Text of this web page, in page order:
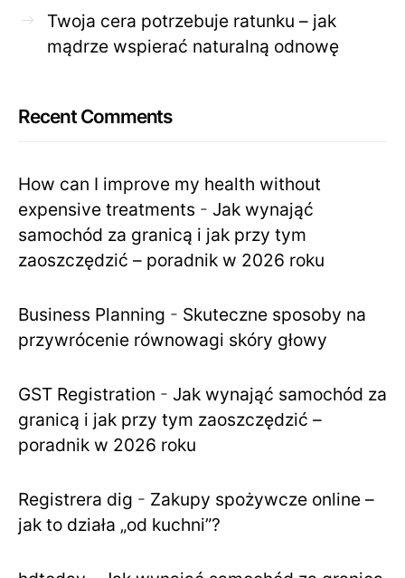
Twoja cera potrzebuje ratunku – jak
mądrze wspierać naturalną odnowę
Recent Comments
How can I improve my health without
expensive treatments - Jak wynająć
samochód za granicą i jak przy tym
zaoszczędzić – poradnik w 2026 roku
Business Planning - Skuteczne sposoby na
przywrócenie równowagi skóry głowy
GST Registration - Jak wynająć samochód za
granicą i jak przy tym zaoszczędzić –
poradnik w 2026 roku
Registrera dig - Zakupy spożywcze online –
jak to działa „od kuchni”?